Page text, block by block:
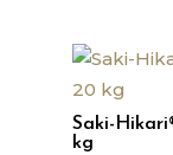
Saki-
kg